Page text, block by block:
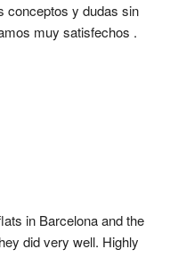
conceptos y dudas sin
muy satisfechos .
in Barcelona and the
did very well. Highly